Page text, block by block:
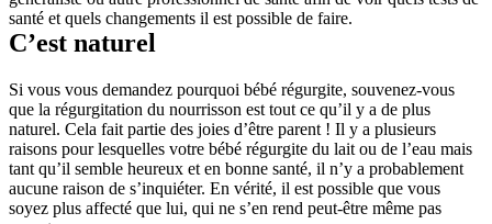
santé et quels changements il est possible de faire.
C’est naturel
Si vous vous demandez pourquoi bébé régurgite, souvenez-vous
que la régurgitation du nourrisson est tout ce qu’il y a de plus
naturel. Cela fait partie des joies d’être parent ! Il y a plusieurs
raisons pour lesquelles votre bébé régurgite du lait ou de l’eau mais
tant qu’il semble heureux et en bonne santé, il n’y a probablement
aucune raison de s’inquiéter. En vérité, il est possible que vous
soyez plus affecté que lui, qui ne s’en rend peut-être même pas